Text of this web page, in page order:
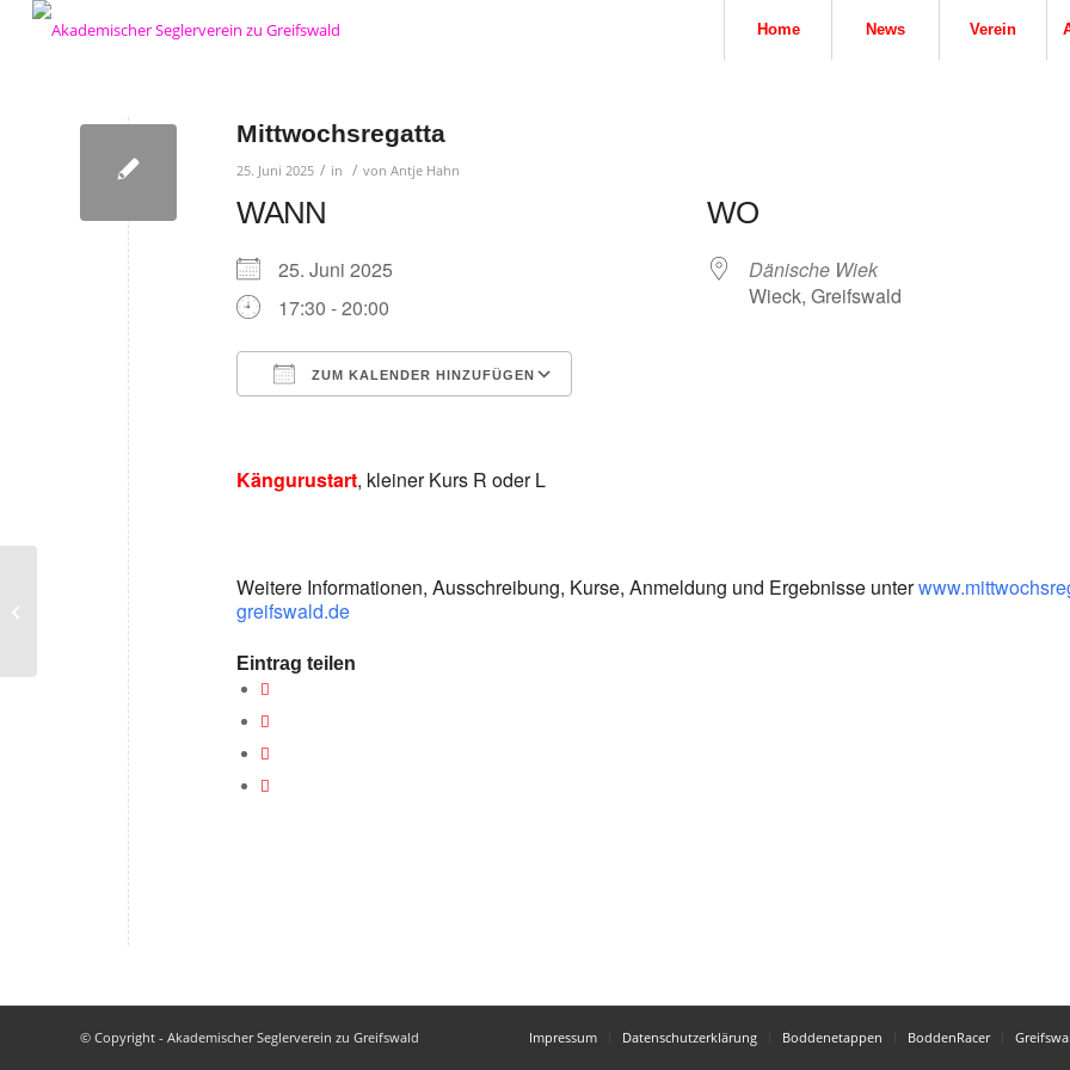
Home News Verein
Mittwochsregatta
25. Juni 2025 / in / von Antje Hahn
WANN
25. Juni 2025
17:30 - 20:00
ZUM KALENDER HINZUFÜGEN
WO
Dänische Wiek
Wieck, Greifswald
Kängurustart, kleiner Kurs R oder L
Weitere Informationen, Ausschreibung, Kurse, Anmeldung und Ergebnisse unter
greifswald.de
Eintrag teilen
© Copyright - Akademischer Seglerverein zu Greifswald Impressum Datenschutzerklärung Boddenetappen BoddenRacer
Mittwochsregatta